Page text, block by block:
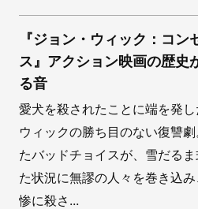
『ジョン・ウィック：コン
ス』アクション映画の歴史
る音
愛犬を殺されたことに端を発し
ウィックの勝ち目のない復讐
たバッドチョイスが、雪だる
た状況に無謬の人々を巻き込
惨に殺さ...